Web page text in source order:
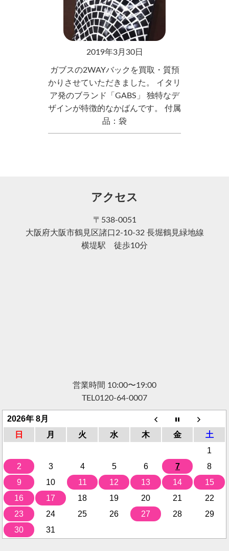
2019年3月30日
ガブスの2WAYバックを買取・質預
かりさせていただきました。 イタリ
ア発のブランド「GABS」 独特なデ
ザインが特徴的なかばんです。 付属
品：袋
アクセス
〒538-0051
大阪府大阪市鶴見区諸口2-10-32 長堀鶴見緑地線
横堤駅 徒歩10分
営業時間 10:00〜19:00
TEL0120-64-0007
2026年 8月
日
月 火 水 木 金
土
1
2
3 4 5 6 7
8
9
10 11 12 13 14
15
16
17 18 19 20 21
22
23
24 25 26 27 28
29
30
31